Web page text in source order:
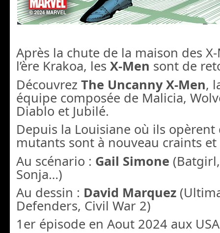
Après la chute de la maison des
l’ère Krakoa, les X-Men sont de
Découvrez The Uncanny X-Men,
équipe composée de Malicia,
Diablo et Jubilé.
Depuis la Louisiane où ils opèrent
mutants sont à nouveau craints et
Au scénario : Gail Simone
Sonja…)
Au dessin : David Marquez
Defenders, Civil War 2)
1er épisode en Aout 2024 aux